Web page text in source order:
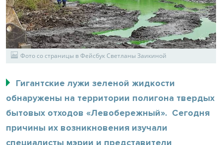
Фото со страницы в Фейсбук Светланы Заикиной
Гигантские лужи зеленой жидкости
обнаружены на территории полигона твердых
бытовых отходов «Левобережный». Сегодня
причины их возникновения изучали
специалисты мэрии и представители